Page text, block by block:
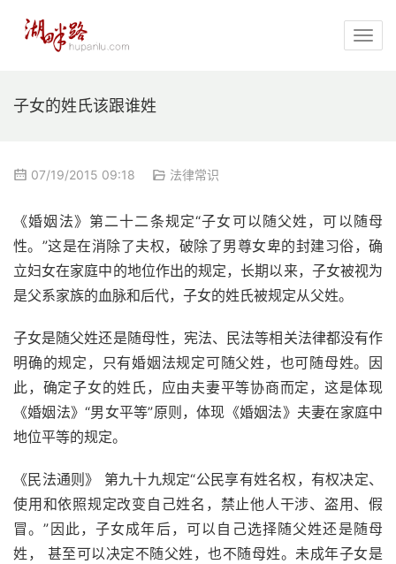
子女的姓氏该跟谁姓
07/19/2015 09:18 法律常识
《婚姻法》第二十二条规定“子女可以随父姓，可以随母
性。”这是在消除了夫权，破除了男尊女卑的封建习俗，确
立妇女在家庭中的地位作出的规定，长期以来，子女被视为
是父系家族的血脉和后代，子女的姓氏被规定从父姓。
子女是随父姓还是随母性，宪法、民法等相关法律都没有作
明确的规定，只有婚姻法规定可随父姓，也可随母姓。因
此，确定子女的姓氏，应由夫妻平等协商而定，这是体现
《婚姻法》“男女平等”原则，体现《婚姻法》夫妻在家庭中
地位平等的规定。
《民法通则》 第九十九规定“公民享有姓名权，有权决定、
使用和依照规定改变自己姓名，禁止他人干涉、盗用、假
冒。”因此，子女成年后，可以自己选择随父姓还是随母
姓， 甚至可以决定不随父姓，也不随母姓。未成年子女是